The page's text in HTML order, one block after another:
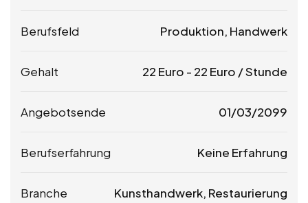
Berufsfeld Produktion, Handwerk
Gehalt 22 Euro - 22 Euro / Stunde
Angebotsende 01/03/2099
Berufserfahrung Keine Erfahrung
Branche Kunsthandwerk, Restaurierung